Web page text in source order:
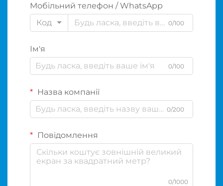
Мобільний телефон / WhatsApp
Код
0/100
Ім'я
0/100
Назва компанії
0/200
Повідомлення
0/1000